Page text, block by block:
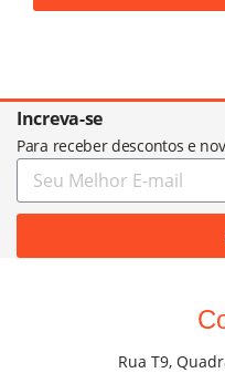
Increva-se
Para receber descontos e
Rua T9,